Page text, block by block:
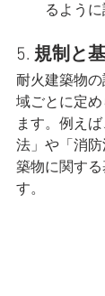
るよう
5. 規制と
耐火建築物
域ごとに定
ます。例え
法」や「消
築物に関す
す。